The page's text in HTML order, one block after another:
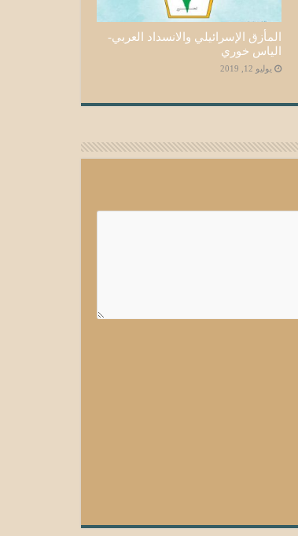
المأزق الإسرائيلي والانسداد العربي-
الياس خوري
يوليو 12, 2019